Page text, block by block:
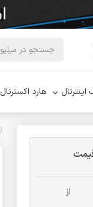
هارد اکسترنال
از